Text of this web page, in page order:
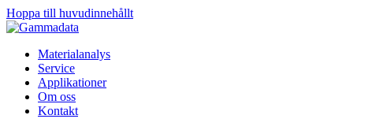
Hoppa till huvudinnehållt
Materialanalys
Service
Applikationer
Om oss
Kontakt